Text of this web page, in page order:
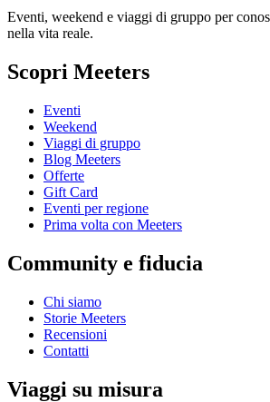
Eventi, weekend e viaggi di gruppo per
nella vita reale.
Scopri Meeters
Eventi
Weekend
Viaggi di gruppo
Blog Meeters
Offerte
Gift Card
Eventi per regione
Prima volta con Meeters
Community e fiducia
Chi siamo
Storie Meeters
Recensioni
Contatti
Viaggi su misura